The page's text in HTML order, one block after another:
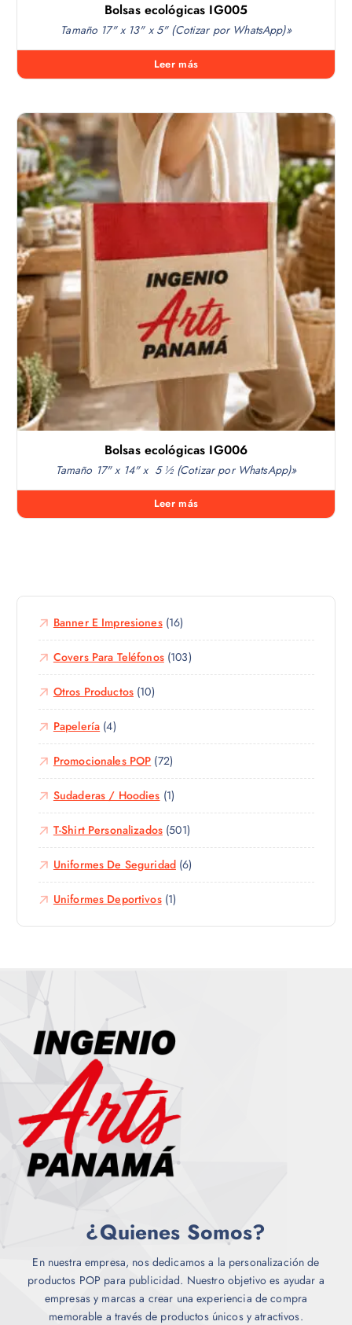
Bolsas ecológicas IG005
Tamaño 17" x 13" x 5" (Cotizar por WhatsApp)»
Leer más
Bolsas ecológicas IG006
Tamaño 17" x 14" x 5 ½ (Cotizar por WhatsApp)»
Leer más
Banner E Impresiones(16)
Covers Para Teléfonos(103)
Otros Productos(10)
Papelería (4)
Promocionales POP (72)
Sudaderas / Hoodies (1)
T-Shirt Personalizados(501)
Uniformes De Seguridad(6)
Uniformes Deportivos(1)
¿Quienes Somos?
En nuestra empresa, nos dedicamos a la personalización de
productos POP para publicidad. Nuestro objetivo es ayudar a
empresas y marcas a crear una experiencia de compra
memorable a través de productos únicos y atractivos.